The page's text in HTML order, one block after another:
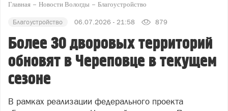
Главная Новости Вологды Благоустройство
Благоустройство 06.07.2026 - 21:58 879
Более 30 дворовых территорий
обновят в Череповце в текущем
сезоне
В рамках реализации федерального проекта